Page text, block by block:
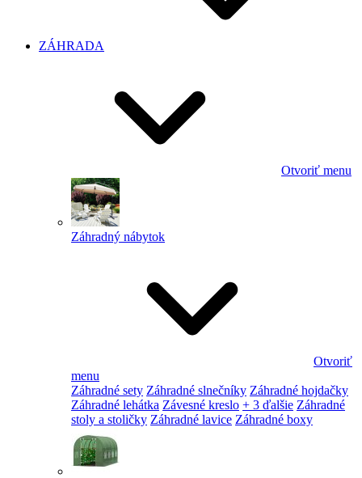
ZÁHRADA
Otvoriť menu
Záhradný nábytok
Otvoriť
menu
Záhradné sety Záhradné slnečníky Záhradné hojdačky
Záhradné lehátka Závesné kreslo + 3 ďalšie Záhradné
stoly a stoličky Záhradné lavice Záhradné boxy